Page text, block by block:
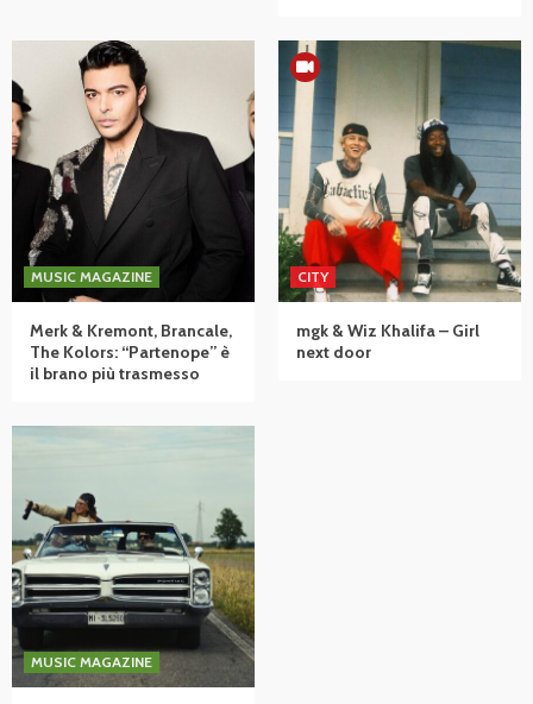
MUSIC MAGAZINE
Merk & Kremont, Brancale,
The Kolors: “Partenope” è
il brano più trasmesso
CITY
mgk & Wiz Khalifa – Girl
next door
MUSIC MAGAZINE